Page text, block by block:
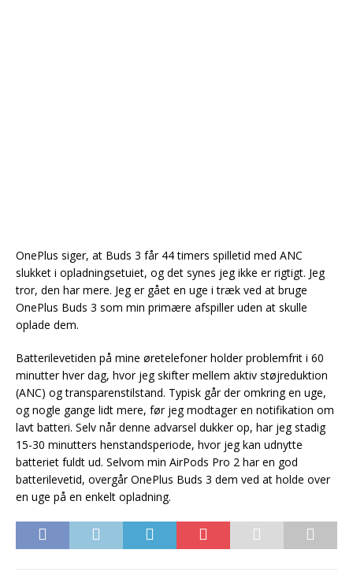
OnePlus siger, at Buds 3 får 44 timers spilletid med ANC
slukket i opladningsetuiet, og det synes jeg ikke er rigtigt. Jeg
tror, den har mere. Jeg er gået en uge i træk ved at bruge
OnePlus Buds 3 som min primære afspiller uden at skulle
oplade dem.
Batterilevetiden på mine øretelefoner holder problemfrit i 60
minutter hver dag, hvor jeg skifter mellem aktiv støjreduktion
(ANC) og transparenstilstand. Typisk går der omkring en uge,
og nogle gange lidt mere, før jeg modtager en notifikation om
lavt batteri. Selv når denne advarsel dukker op, har jeg stadig
15-30 minutters henstandsperiode, hvor jeg kan udnytte
batteriet fuldt ud. Selvom min AirPods Pro 2 har en god
batterilevetid, overgår OnePlus Buds 3 dem ved at holde over
en uge på en enkelt opladning.